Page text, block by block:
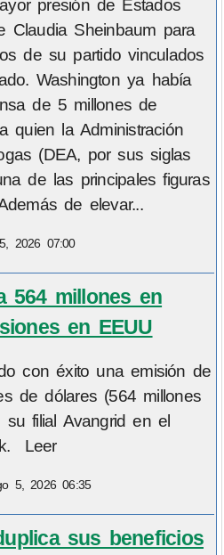
presión de Estados
Claudia Sheinbaum para
de su partido vinculados
Washington ya había
de 5 millones de
quien la Administración
(DEA, por sus siglas
de las principales figuras
de elevar...
2026 07:00
564 millones en
en EEUU
con éxito una emisión de
de dólares (564 millones
filial Avangrid en el
Leer
5, 2026 06:35
sus beneficios